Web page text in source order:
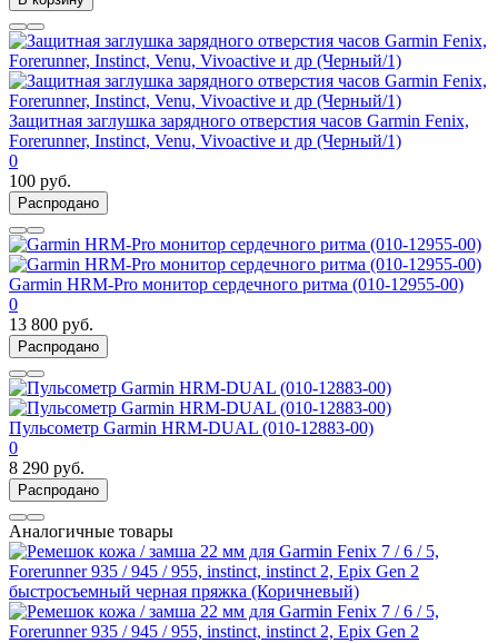
Защитная заглушка зарядного отверстия часов Garmin Fenix,
Forerunner, Instinct, Venu, Vivoactive и др (Черный/1)
0
100 руб.
Распродано
Garmin HRM-Pro монитор сердечного ритма (010-12955-00)
0
13 800 руб.
Распродано
Пульсометр Garmin HRM-DUAL (010-12883-00)
0
8 290 руб.
Распродано
Аналогичные товары